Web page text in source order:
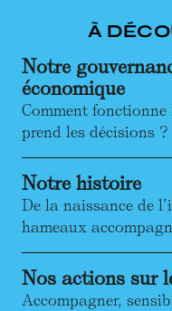
À
Notre
économique
Comment
prend les décisions ?
Notre histoire
De la naissance de
hameaux
Nos actions sur
Accompagner,